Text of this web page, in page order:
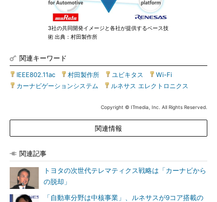
3社の共同開発イメージと各社が提供するベース技
術 出典：村田製作所
関連キーワード
IEEE802.11ac 村田製作所 ユビキタス Wi-Fi
カーナビゲーションシステム
ルネサス エレクトロニクス
Copyright © ITmedia, Inc. All Rights Reserved.
関連情報
関連記事
トヨタの次世代テレマティクス戦略は「カーナビから
の脱却」
「自動車分野は中核事業」、ルネサスが9コア搭載の